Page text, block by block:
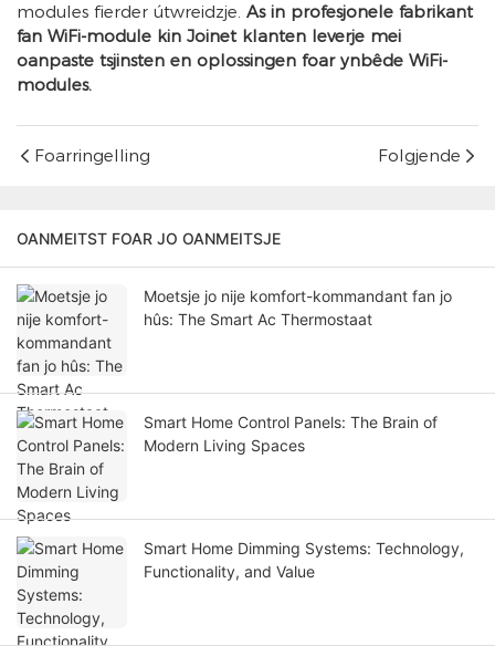
modules fierder útwreidzje. As in profesjonele fabrikant
fan WiFi-module kin Joinet klanten leverje mei
oanpaste tsjinsten en oplossingen foar ynbêde WiFi-
modules.
Foarringelling Folgjende
OANMEITST FOAR JO OANMEITSJE
Moetsje jo nije komfort-kommandant fan jo
hûs: The Smart Ac Thermostaat
Smart Home Control Panels: The Brain of
Modern Living Spaces
Smart Home Dimming Systems: Technology,
Functionality, and Value